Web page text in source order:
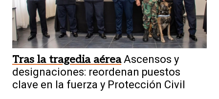
Tras la tragedia aérea Ascensos y
designaciones: reordenan puestos
clave en la fuerza y Protección Civil